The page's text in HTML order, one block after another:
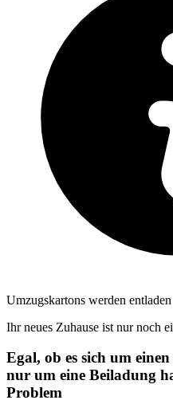
Umzugskartons werden entladen
Ihr neues Zuhause ist nur noch
Egal, ob es sich um
nur um eine Beiladung
Problem